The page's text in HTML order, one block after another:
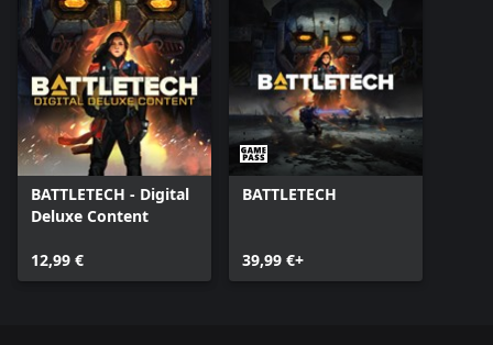
BATTLETECH - Digital
Deluxe Content
12,99 €
BATTLETECH
39,99 €+